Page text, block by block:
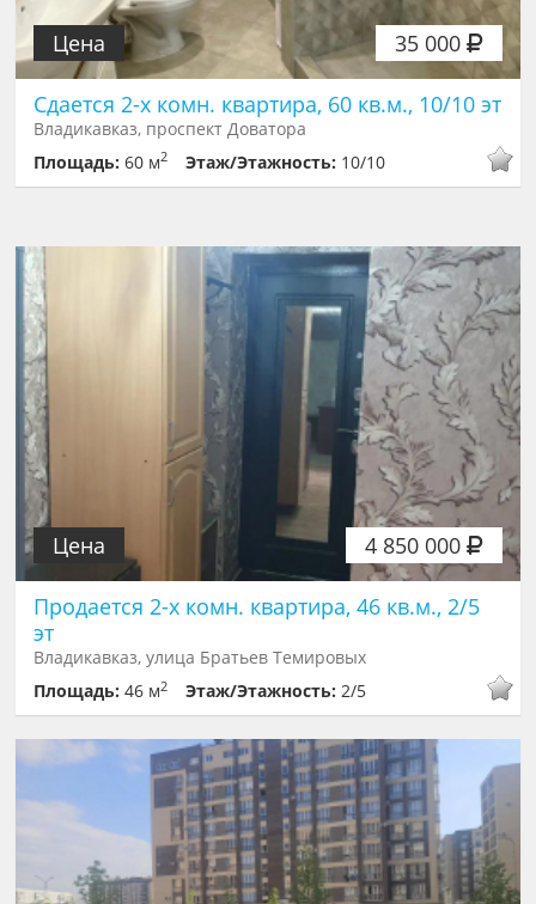
35 000
Цена
Сдается 2-х комн. квартира, 60 кв.м., 10/10 эт
Владикавказ, проспект Доватора
Площадь:60 м2 Этаж/Этажность: 10/10
4 850 000
Цена
Продается 2-х комн. квартира, 46 кв.м., 2/5
эт
Владикавказ, улица Братьев Темировых
Площадь:46 м2 Этаж/Этажность:2/5